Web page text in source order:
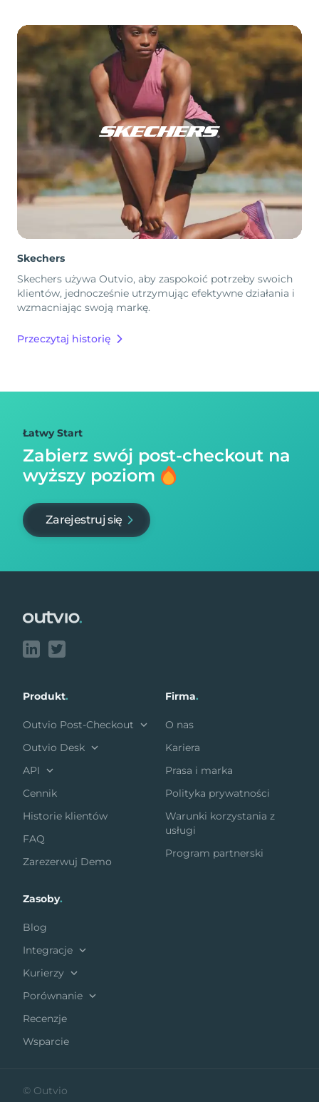
Skechers
Skechers używa Outvio, aby zaspokoić potrzeby swoich
klientów, jednocześnie utrzymując efektywne działania i
wzmacniając swoją markę.
Przeczytaj historię
Łatwy Start
Zabierz swój post-checkout na
wyższy poziom
Zarejestruj się
Produkt.
Outvio Post-Checkout
Outvio Desk
API
Cennik
Historie klientów
FAQ
Zarezerwuj Demo
Firma.
O nas
Kariera
Prasa i marka
Polityka prywatności
Warunki korzystania z
usługi
Program partnerski
Zasoby.
Blog
Integracje
Kurierzy
Porównanie
Recenzje
Wsparcie
© Outvio